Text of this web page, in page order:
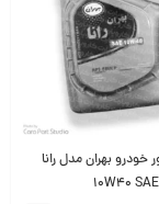
خودرو بهران مدل رانا
10W40 SAE